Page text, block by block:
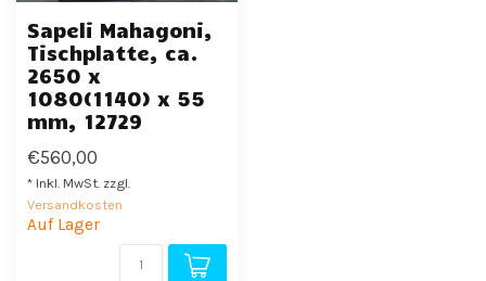
Sapeli Mahagoni,
Tischplatte, ca.
2650 x
1080(1140) x 55
mm, 12729
€560,00
* Inkl. MwSt. zzgl.
Versandkosten
Auf Lager